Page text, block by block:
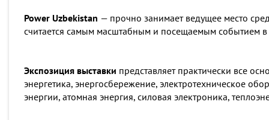
Power Uzbekistan — прочно занимает ведущее место
считается самым масштабным и посещаемым событием в
Экспозиция выставки представляет практически все
энергетика, энергосбережение, электротехническое
энергии, атомная энергия, силовая электроника,